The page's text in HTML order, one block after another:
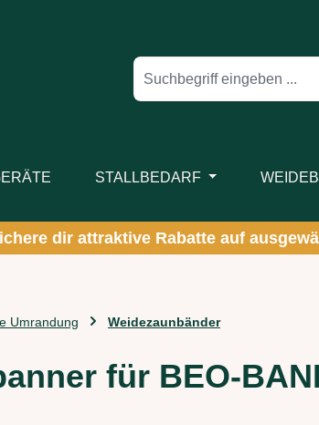
STALLBEDARF
dir attraktive Rabatte auf
Umrandung Weidezaunbänder
für BEO-